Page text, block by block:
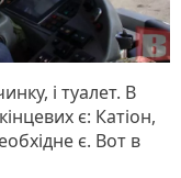
і туалет. В
є: Катіон,
є. Вот в